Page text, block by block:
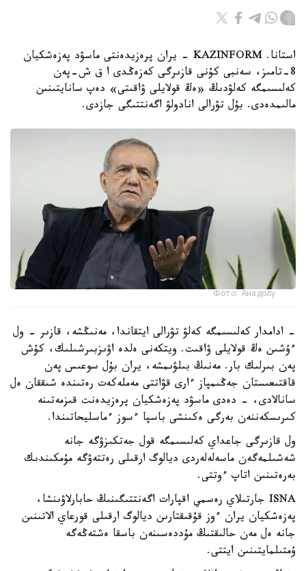
استانا. KAZINFORM - يران پرەزيدەنتى ماسۋد پەزەشكيان
8-تامىز، سەنبى كۇنى قازىرگى كەزەڭدى ا ق ش-پەن
كەلىسىمگە كەلۋدىڭ «ەڭ قولايلى ۋاقىتى» دەپ سانايتىنىن
مالىمدەدى. بۇل تۋرالى انادولۋ اگەنتتىگى جازدى.
Фото: Анадолу
- ادامدار كەلىسىمگە كەلۋ تۋرالى ايتقاندا، مەنىڭشە، قازىر - ول
ءۇشىن ەڭ قولايلى ۋاقىت. ويتكەنى ەلدە اۋىزبىرشىلىك، كۇش
پەن بىرلىك بار. مەنىڭ بىلۋىمشە، يران بۇل سوعىس پەن
قاقتىعىستان جەڭىمپاز ءارى قۋاتتى مەملەكەت رەتىندە شىققان ەل
سانالادى، - دەدى ماسۋد پەزەشكيان پرەزيدەنت قىزمەتىنە
كىرىسكەننەن بەرگى ەكىنشى باسپا ءسوز ءماسليحاتىندا.
ول قازىرگى جاعداي كەلىسىمگە قول جەتكىزۋگە جانە
شەشىلمەگەن ماسەلەلەردى ديالوگ ارقىلى رەتتەۋگە مۇمكىندىك
بەرەتىنىن اتاپ ءوتتى.
ISNA جارتىلاي رەسمي اقپارات اگەنتتىگىنىڭ حابارلاۋىنشا،
پەزەشكيان يران ءوز قۇقىقتارىن ديالوگ ارقىلى قورعاي الاتىنىن
جانە ەل مەن حالىقتىڭ مۇددەسىنەن باسقا ەشتەڭەگە
ۇمتىلمايتىنىن ايتتى.